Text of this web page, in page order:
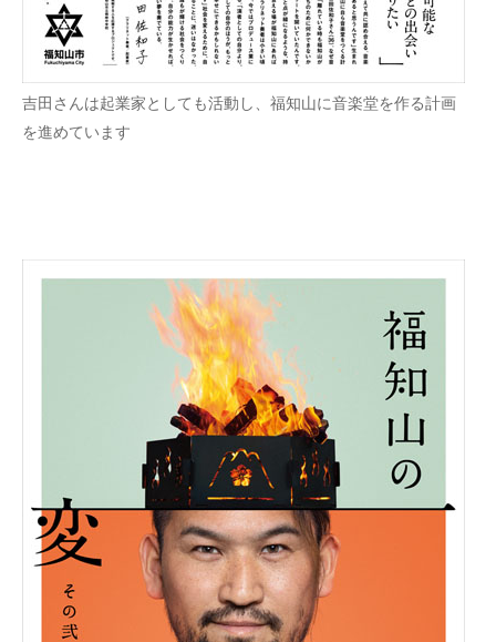
吉田さんは起業家としても活動し、福知山に音楽堂を作る計画
を進めています